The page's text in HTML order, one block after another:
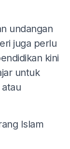
undangan
juga perlu
kini
untuk
Islam